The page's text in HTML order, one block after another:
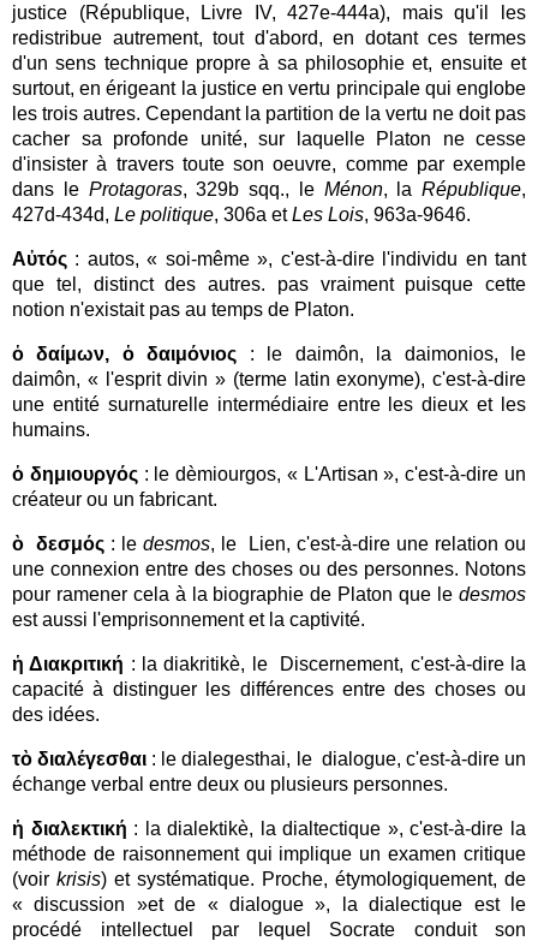
justice (République, Livre IV, 427e-444a), mais qu'il les
redistribue autrement, tout d'abord, en dotant ces termes
d'un sens technique propre à sa philosophie et, ensuite et
surtout, en érigeant la justice en vertu principale qui englobe
les trois autres. Cependant la partition de la vertu ne doit pas
cacher sa profonde unité, sur laquelle Platon ne cesse
d'insister à travers toute son oeuvre, comme par exemple
dans le Protagoras, 329b sqq., le Ménon, la République,
427d-434d, Le politique, 306a etLes Lois, 963a-9646.
Αὐτός : autos, « soi-même », c'est-à-dire l'individu en tant
que tel, distinct des autres. pas vraiment puisque cette
notion n'existait pas au temps de Platon.
ὁ δαίμων, ὁ δαιμόνιος : le daimôn, la daimonios, le
daimôn, « l'esprit divin » (terme latin exonyme), c'est-à-dire
une entité surnaturelle intermédiaire entre les dieux et les
humains.
ὁ δημιουργός: le dèmiourgos, « L'Artisan », c'est-à-dire un
créateur ou un fabricant.
ὸ δεσμός : le desmos, le Lien, c'est-à-dire une relation ou
une connexion entre des choses ou des personnes. Notons
pour ramener cela à la biographie de Platon que le desmos
est aussi l'emprisonnement et la captivité.
ἡ Διακριτική : la diakritikè, le Discernement, c'est-à-dire la
capacité à distinguer les différences entre des choses ou
des idées.
τὸ διαλέγεσθαι : le dialegesthai, le dialogue, c'est-à-dire un
échange verbal entre deux ou plusieurs personnes.
ἡ διαλεκτική : la dialektikè, la dialtectique », c'est-à-dire la
méthode de raisonnement qui implique un examen critique
(voir krisis) et systématique. Proche, étymologiquement, de
« discussion »et de « dialogue », la dialectique est le
procédé intellectuel par lequel Socrate conduit son